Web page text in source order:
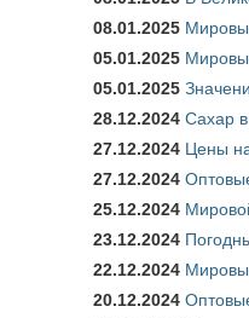
08.01.2025
05.01.2025
05.01.2025
28.12.2024 Сахар
27.12.2024 Цены
27.12.2024
25.12.2024
23.12.2024
22.12.2024
20.12.2024